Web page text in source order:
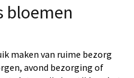
bloemen
maken van ruime bezorg
avond bezorging of